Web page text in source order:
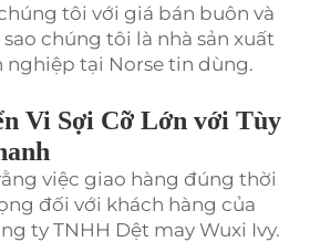
tôi với giá bán buôn và
chúng tôi là nhà sản xuất
nghiệp tại Norse tin dùng.
Vi Sợi Cỡ Lớn với Tùy
việc giao hàng đúng thời
đối với khách hàng của
ty TNHH Dệt may Wuxi Ivy.